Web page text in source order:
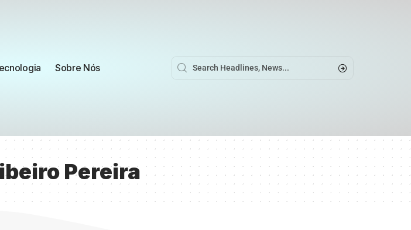
Sobre Nós
Pereira